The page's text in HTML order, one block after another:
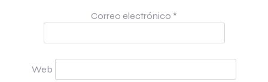
Correo electrónico *
Web